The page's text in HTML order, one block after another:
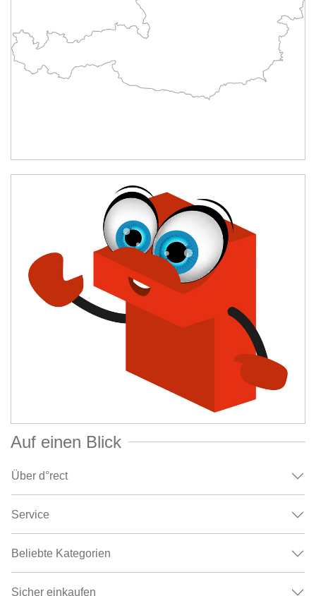
Auf einen Blick
Über d°rect
Service
Beliebte Kategorien
Sicher einkaufen